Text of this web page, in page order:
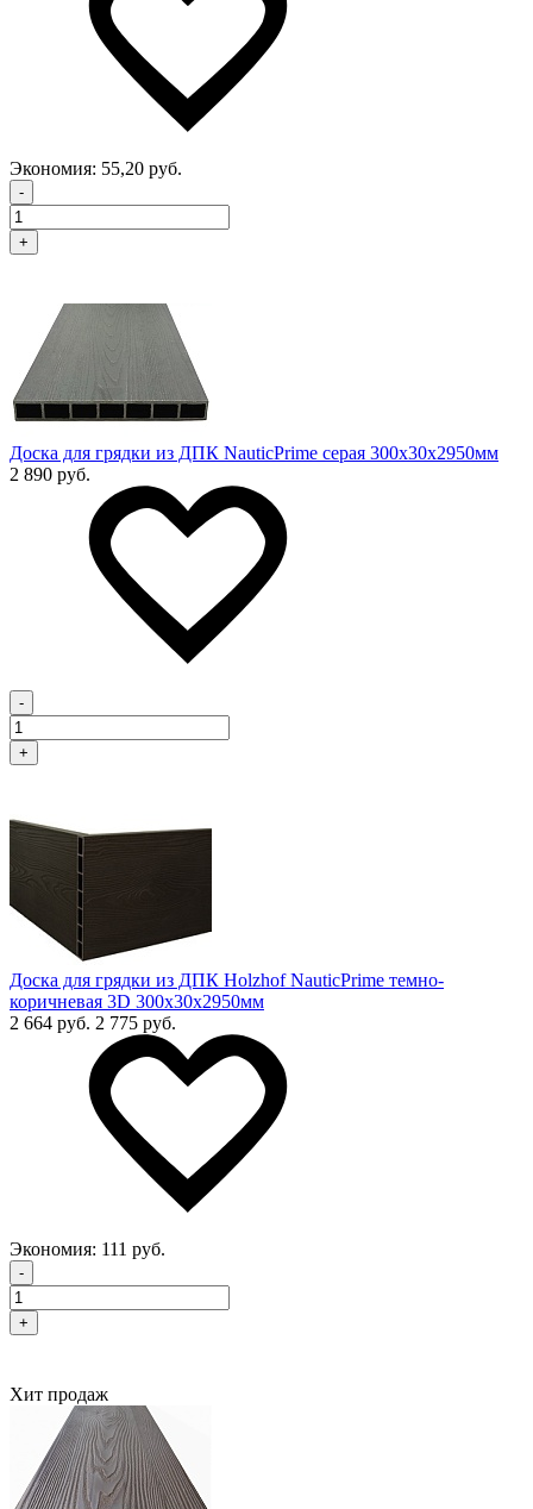
Экономия: 55,20 руб.
-
+
Доска для грядки из ДПК NauticPrime серая 300х30х2950мм
2 890 руб.
-
+
Доска для грядки из ДПК Holzhof NauticPrime темно-
коричневая 3D 300х30х2950мм
2 664 руб. 2 775 руб.
Экономия: 111 руб.
-
+
Хит продаж